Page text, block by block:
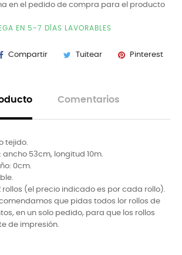
en el pedido de compra para el producto
EN 5-7 DÍAS LAVORABLES
Compartir Tuitear Pinterest
Comentarios
tejido.
53cm, longitud 10m.
0cm.
rollos (el precio indicado es por cada rollo).
que pidas todos lor rollos de
en un solo pedido, para que los rollos
de impresión.